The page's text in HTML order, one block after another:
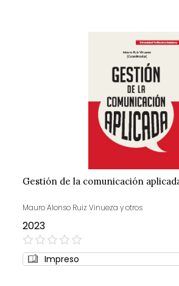
Gestión de la comunicación
Mauro Alonso Ruiz Vinueza y otros
2023
0%
Impreso